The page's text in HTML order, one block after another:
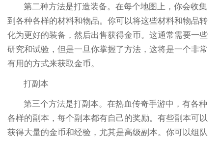
第二种方法是打造装备。在每个地图上，你会收集
到各种各样的材料和物品。你可以将这些材料和物品转
化为更好的装备，然后出售获得金币。这通常需要一些
研究和试验，但是一旦你掌握了方法，这将是一个非常
有用的方式来获取金币。
打副本
第三个方法是打副本。在热血传奇手游中，有各种
各样的副本，每个副本都有自己的奖励。有些副本可以
获得大量的金币和经验，尤其是高级副本。你可以组队